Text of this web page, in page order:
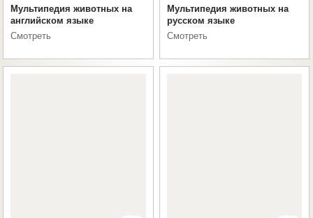
Мультипедия животных на
английском языке
Смотреть
Мультипедия животных на
русском языке
Смотреть